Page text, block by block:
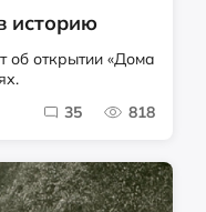
историю
открытии «Дома
35 818